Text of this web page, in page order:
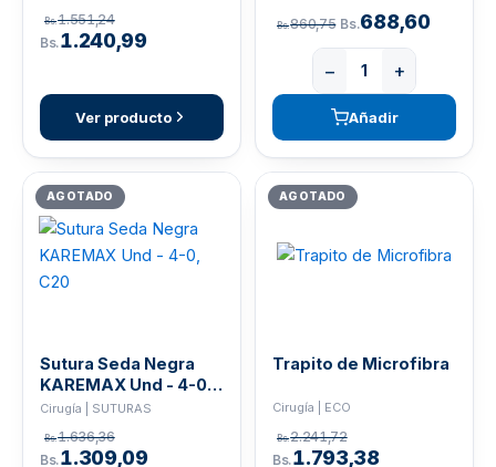
Bs.1.551,24
Bs.1.240,99
Ver producto
Bs.860,75 Bs.688,60
− +
Añadir
AGOTADO
Sutura Seda Negra
KAREMAX Und - 4-0,
C20
Cirugía | SUTURAS
Bs.1.636,36
Bs.1.309,09
AGOTADO
Trapito de Microfibra
Cirugía | ECO
Bs.2.241,72
Bs.1.793,38